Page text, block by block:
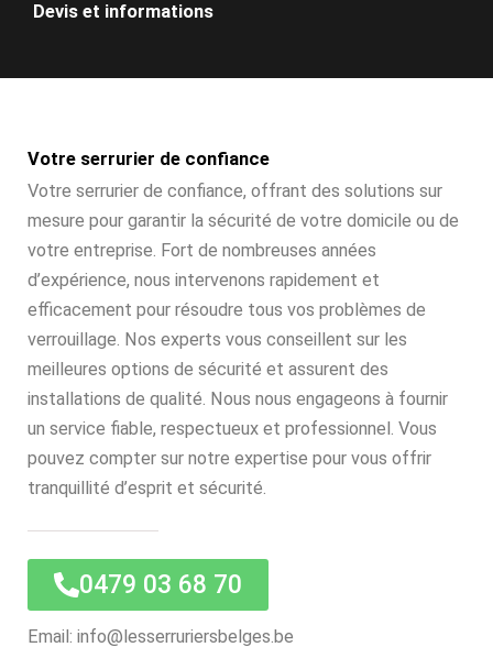
Devis et informations
Votre serrurier de confiance
Votre serrurier de confiance, offrant des solutions sur
mesure pour garantir la sécurité de votre domicile ou de
votre entreprise. Fort de nombreuses années
d’expérience, nous intervenons rapidement et
efficacement pour résoudre tous vos problèmes de
verrouillage. Nos experts vous conseillent sur les
meilleures options de sécurité et assurent des
installations de qualité. Nous nous engageons à fournir
un service fiable, respectueux et professionnel. Vous
pouvez compter sur notre expertise pour vous offrir
tranquillité d’esprit et sécurité.
0479 03 68 70
Email: info@lesserruriersbelges.be